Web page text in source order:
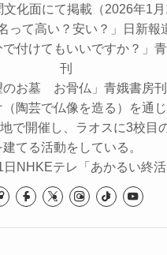
化面にて掲載（2026年1月
って高い？安い？」日新報
で付けてもいいですか？」
刊
のお墓 お骨仏」青娥書房刊
陶芸で仏像を造る）を通
で開催し、ラオスに3校目
建てる活動をしている。
日NHKEテレ「あかるい終